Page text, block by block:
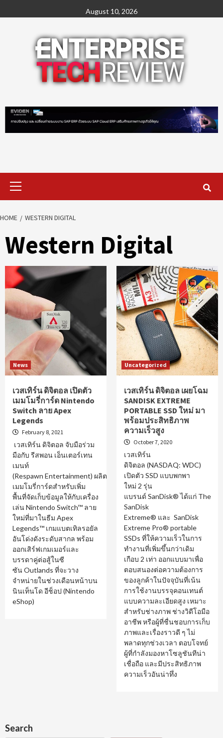
to
August 10, 2026
Primary
Menu
HOME WESTERN DIGITAL
Western Digital
News
เวสเทิร์น ดิจิตอล เปิดตัว
เมมโมรี่การ์ด Nintendo
Switch ลาย Apex
Legends
February 8, 2021
เวสเทิร์น ดิจิตอล จับมือร่วม
มือกับ รีสพอน เอ็นเตอร์เทน
เมนท์
(Respawn Entertainment) ผลิต
เมมโมรี่การ์ดสำหรับเพิ่ม
พื้นที่จัดเก็บข้อมูลให้กับเครื่อง
เล่น Nintendo Switch™ ลาย
ใหม่ที่มาในธีม Apex
Legends™ เกมแบตเทิลรอยัล
อันโด่งดังระดับสากล พร้อม
ออกเสิร์ฟเกมเมอร์และ
บรรดาคู่ต่อสู้ในซี
ซัน Outlands ที่จะวาง
จำหน่ายในช่วงเดือนหน้าบน
นินเท็นโด อีช็อป (Nintendo
eShop)
Uncategorized
เวสเทิร์น ดิจิตอล เผยโฉม
SANDISK EXTREME
PORTABLE SSD ใหม่ มา
พร้อมประสิทธิภาพ
ความเร็วสูง
October 7, 2020
เวสเทิร์น
ดิจิตอล (NASDAQ: WDC)
เปิดตัว SSD แบบพกพา
ใหม่ 2 รุ่น
แบรนด์ SanDisk® ได้แก่ The
SanDisk
Extreme® และ SanDisk
Extreme Pro® portable
SSDs ที่ให้ความเร็วในการ
ทำงานที่เพิ่มขึ้นกว่าเดิม
เกือบ 2 เท่า ออกแบบมาเพื่อ
ตอบสนองต่อความต้องการ
ของลูกค้าในปัจจุบันที่เน้น
การใช้งานบรรจุคอนเทนต์
แบบความละเอียดสูง เหมาะ
สำหรับช่างภาพ ช่างวิดีโอมือ
อาชีพ หรือผู้ที่ชื่นชอบการเก็บ
ภาพและเรื่องราวดี ๆ ไม่
พลาดทุกช่วงเวลา ตอบโจทย์
ผู้ที่กำลังมองหาโซลูชันทีน่า
เชื่อถือ และมีประสิทธิภาพ
ความเร็วอันน่าทึ่ง
Search